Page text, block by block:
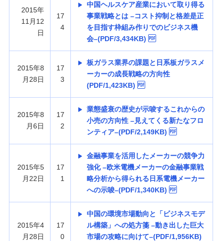
2015年
11月12
日
17
4
中国ヘルスケア産業において取り得る
事業戦略とは –コスト抑制と格差是正
を目指す枠組み作りでのビジネス機
会–(PDF/3,434KB)
2015年8
月28日
17
3
板ガラス業界の課題と日系板ガラスメ
ーカーの成長戦略の方向性
(PDF/1,423KB)
2015年8
月6日
17
2
業態盛衰の歴史が示唆するこれからの
小売の方向性 –見えてくる新たなフロ
ンティア–(PDF/2,149KB)
2015年5
月22日
17
1
金融事業を活用したメーカーの競争力
強化 –欧米電機メーカーの金融事業戦
略分析から得られる日系電機メーカー
への示唆–(PDF/1,340KB)
2015年4
月28日
17
0
中国の環境市場動向と「ビジネスモデ
ル構築」への処方箋 –動き出した巨大
市場の攻略に向けて–(PDF/1,956KB)